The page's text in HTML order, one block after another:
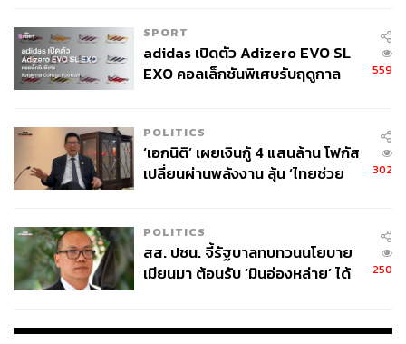
SPORT
adidas เปิดตัว Adizero EVO SL
EXO คอลเล็กชันพิเศษรับฤดูกาล
559
POLITICS
‘เอกนิติ’ เผยเงินกู้ 4 แสนล้าน โฟกัส
เปลี่ยนผ่านพลังงาน ลุ้น ‘ไทยช่วย
302
POLITICS
สส. ปชน. จี้รัฐบาลทบทวนนโยบาย
เมียนมา ต้อนรับ ‘มินอ่องหล่าย’ ได้
250